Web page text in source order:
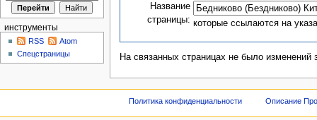
Название
страницы: которые ссылаются на
На связанных страницах не было изменений
инструменты
RSS
Atom
Спецстраницы
Политика конфиденциальности Описание